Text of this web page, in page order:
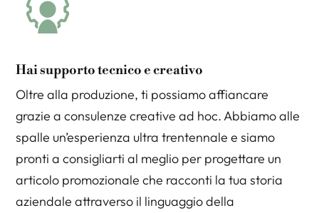
Hai supporto tecnico e creativo
Oltre alla produzione, ti possiamo affiancare
grazie a consulenze creative ad hoc. Abbiamo alle
spalle un’esperienza ultra trentennale e siamo
pronti a consigliarti al meglio per progettare un
articolo promozionale che racconti la tua storia
aziendale attraverso il linguaggio della